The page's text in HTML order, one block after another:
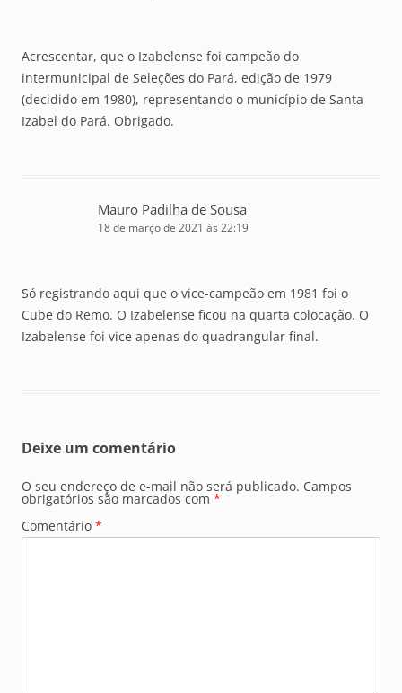
Acrescentar, que o Izabelense foi campeão do
intermunicipal de Seleções do Pará, edição de 1979
(decidido em 1980), representando o município de Santa
Izabel do Pará. Obrigado.
Mauro Padilha de Sousa
18 de março de 2021 às 22:19
Só registrando aqui que o vice-campeão em 1981 foi o
Cube do Remo. O Izabelense ficou na quarta colocação. O
Izabelense foi vice apenas do quadrangular final.
Deixe um comentário
O seu endereço de e-mail não será publicado. Campos
obrigatórios são marcados com *
Comentário *